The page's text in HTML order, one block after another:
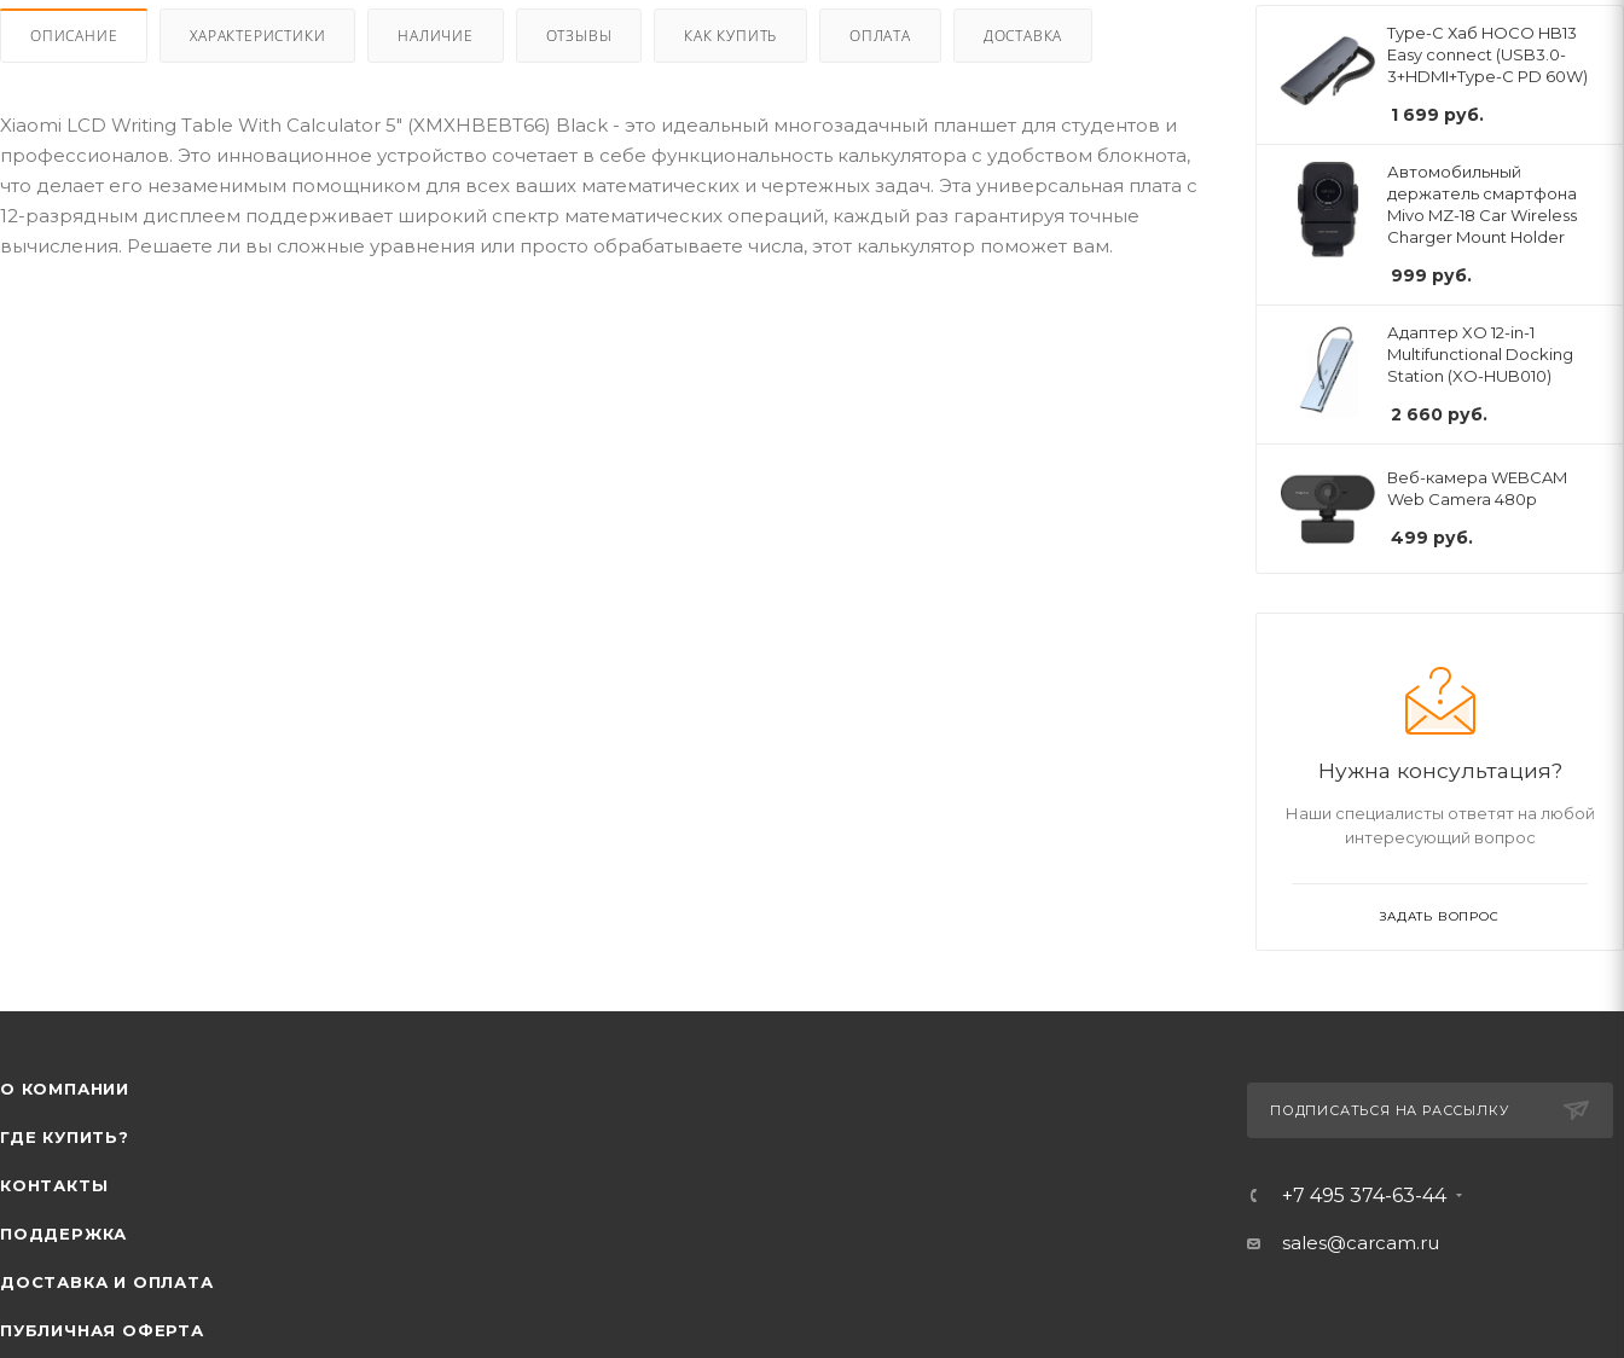
ОПИСАНИЕ ХАРАКТЕРИСТИКИ НАЛИЧИЕ ОТЗЫВЫ КАК КУПИТЬ ОПЛАТА ДОСТАВКА
Xiaomi LCD Writing Table With Calculator 5" (XMXHBEBT66) Black - это идеальный многозадачный планшет для студентов и
профессионалов. Это инновационное устройство сочетает в себе функциональность калькулятора с удобством блокнота,
что делает его незаменимым помощником для всех ваших математических и чертежных задач. Эта универсальная плата с
12-разрядным дисплеем поддерживает широкий спектр математических операций, каждый раз гарантируя точные
вычисления. Решаете ли вы сложные уравнения или просто обрабатываете числа, этот калькулятор поможет вам.
Type-C Хаб HOCO HB13
Easy connect (USB3.0-
3+HDMI+Type-C PD 60W)
1 699 руб.
Автомобильный
держатель смартфона
Mivo MZ-18 Car Wireless
Charger Mount Holder
999 руб.
Адаптер XO 12-in-1
Multifunctional Docking
Station (XO-HUB010)
2 660 руб.
Веб-камера WEBCAM
Web Camera 480p
499 руб.
Нужна консультация?
Наши специалисты ответят на любой
интересующий вопрос
ЗАДАТЬ ВОПРОС
О КОМПАНИИ
ГДЕ КУПИТЬ?
КОНТАКТЫ
ПОДДЕРЖКА
ДОСТАВКА И ОПЛАТА
ПУБЛИЧНАЯ ОФЕРТА
ПОДПИСАТЬСЯ НА РАССЫЛКУ
+7 495 374-63-44
sales@carcam.ru